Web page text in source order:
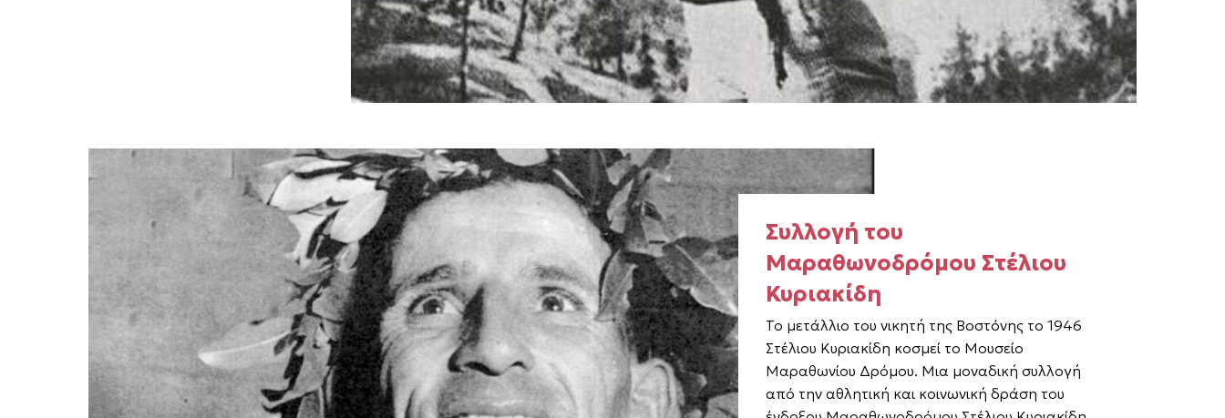
Συλλογή του
Μαραθωνοδρόμου Στέλιου
Κυριακίδη
To μετάλλιο του νικητή της Βοστόνης το 1946
Στέλιου Κυριακίδη κοσμεί το Μουσείο
Μαραθωνίου Δρόμου. Μια μοναδική συλλογή
από την αθλητική και κοινωνική δράση του